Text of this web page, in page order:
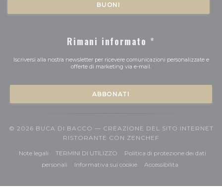
BUONI
Rimani informato *
Iscriversi alla nostra newsletter per ricevere comunicazioni personalizzate e
offerte di marketing via e-mail.
ABBONATI
© 2026 BUCA DI BACCO — CREAZIONE DEL SITO INTERNET
RISTORANTE CON ZENCHEF
Note legali((apre una nuova finestra))
TERMINI DI UTILIZZO((apre una nuova finestra))
Politica di protezione dei dati
personali((apre una nuova finestra))
Informativa sui cookie((apre una nuova finestra))
Accessibilita((apre una